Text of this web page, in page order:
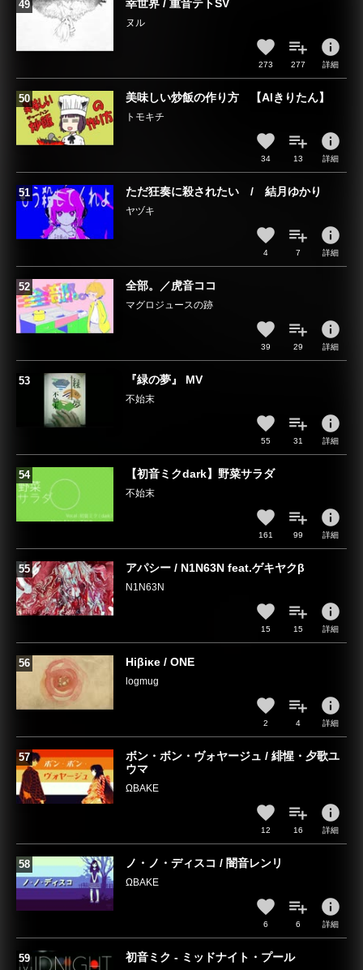
幸世界 / 重音テトSV
ヌル
273 277
info
詳細
美味しい炒飯の作り方 【AIきりたん】
トモキチ
34 13
info
詳細
ただ狂奏に殺されたい / 結月ゆかり
ヤヅキ
4 7
info
詳細
全部。／虎音ココ
マグロジュースの跡
39 29
info
詳細
『緑の夢』 MV
不始末
55 31
info
詳細
【初音ミクdark】野菜サラダ
不始末
161 99
info
詳細
アパシー / N1N63N feat.ゲキヤクβ
N1N63N
15 15
info
詳細
Hiβiκe / ONE
logmug
2 4
info
詳細
ボン・ボン・ヴォヤージュ / 緋惺・夕歌ユ
ウマ
ΩBAKE
12 16
info
詳細
ノ・ノ・ディスコ / 闇音レンリ
ΩBAKE
6 6
info
詳細
初音ミク - ミッドナイト・プール